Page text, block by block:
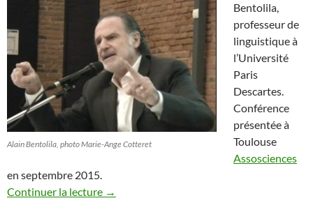
Alain Bentolila, photo Marie-Ange Cotteret
Bentolila,
professeur de
linguistique à
l’Université
Paris
Descartes.
Conférence
présentée à
Toulouse
Assosciences
en septembre 2015.
Continuer la lecture →